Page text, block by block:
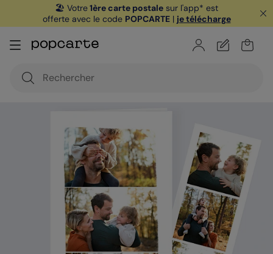
🏖️ Votre1ère carte postale sur l'app* est
offerte avec le code POPCARTE| je télécharge